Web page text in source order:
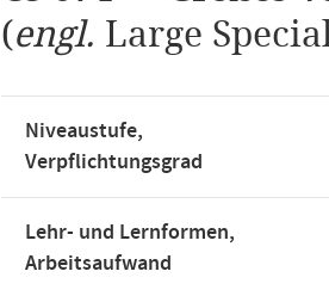
(engl. Large
Niveaustufe,
Verpflichtungsgrad
Lehr- und Lernformen,
Arbeitsaufwand